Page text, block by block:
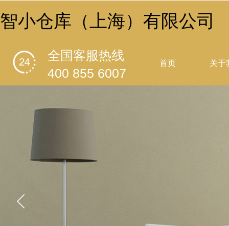
全国客服热线
400 855 6007
智小仓库（上海）有限公司
首页 关于